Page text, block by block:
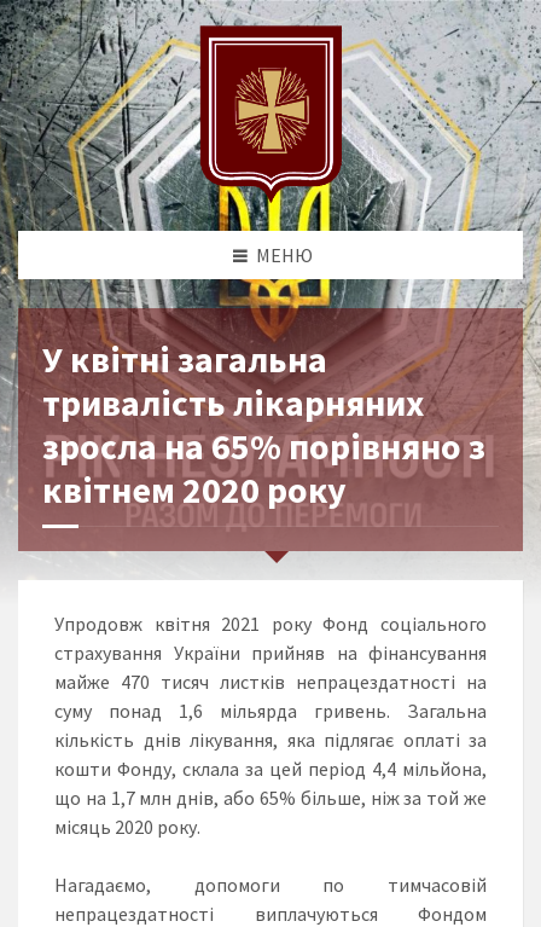
МЕНЮ
У квітні загальна
тривалість лікарняних
зросла на 65% порівняно з
квітнем 2020 року
Упродовж квітня 2021 року Фонд соціального
страхування України прийняв на фінансування
майже 470 тисяч листків непрацездатності на
суму понад 1,6 мільярда гривень. Загальна
кількість днів лікування, яка підлягає оплаті за
кошти Фонду, склала за цей період 4,4 мільйона,
що на 1,7 млн днів, або 65% більше, ніж за той же
місяць 2020 року.
Нагадаємо, допомоги по тимчасовій
непрацездатності виплачуються Фондом